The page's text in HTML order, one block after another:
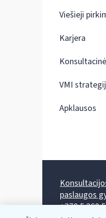
Viešieji
Karjera
VMI
Apklausos
paslaugos
+370 5 260